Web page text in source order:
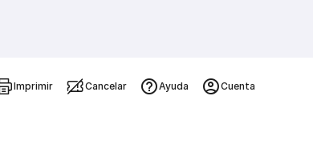
Imprimir Cancelar Ayuda Cuenta